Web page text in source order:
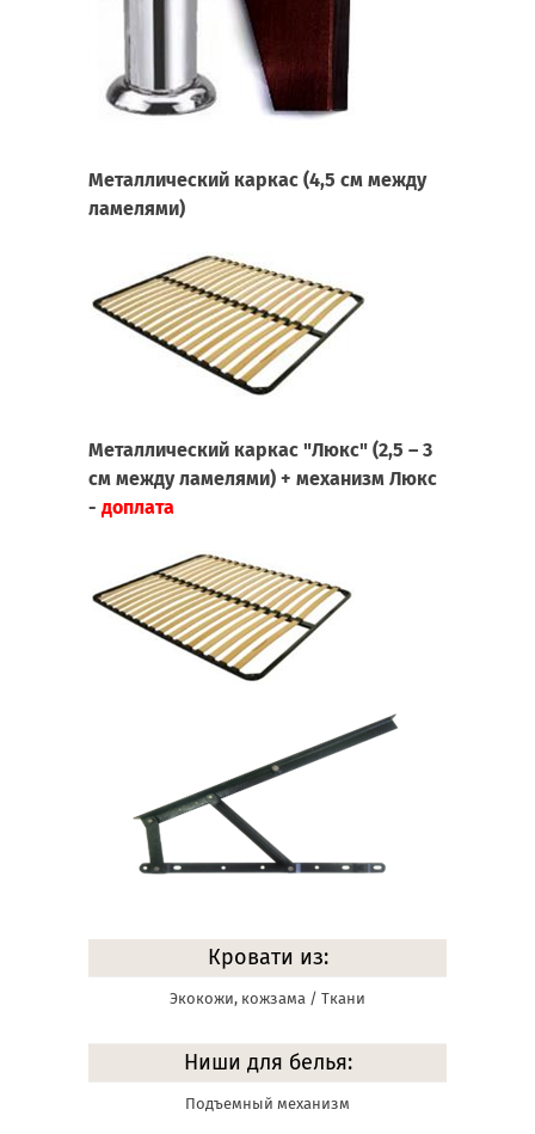
Металлический каркас (4,5 см между
ламелями)
Металлический каркас "Люкс" (2,5 – 3
см между ламелями) + механизм Люкс
- доплата
Кровати из:
Экокожи, кожзама / Ткани
Ниши для белья:
Подъемный механизм